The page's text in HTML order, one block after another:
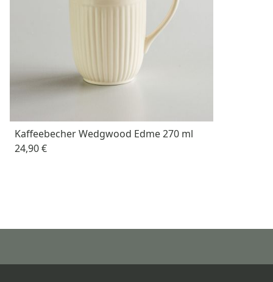
Kaffeebecher Wedgwood Edme 270 ml
24,90 €